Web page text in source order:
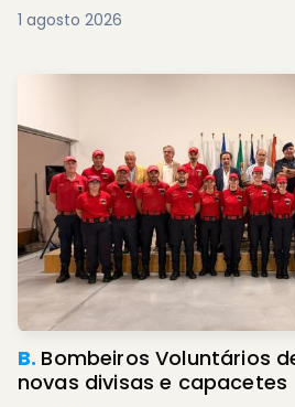
1 agosto 2026
B. Bombeiros Voluntários
novas divisas e capacetes